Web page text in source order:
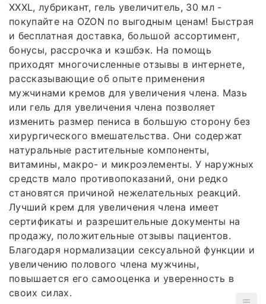
XXXL, лубрикант, гель увеличитель, 30 мл -
покупайте на OZON по выгодным ценам! Быстрая
и бесплатная доставка, большой ассортимент,
бонусы, рассрочка и кэшбэк. На помощь
приходят многочисленные отзывы в интернете,
рассказывающие об опыте применения
мужчинами кремов для увеличения члена. Мазь
или гель для увеличения члена позволяет
изменить размер пениса в большую сторону без
хирургического вмешательства. Они содержат
натуральные растительные компоненты,
витамины, макро- и микроэлементы. У наружных
средств мало противопоказаний, они редко
становятся причиной нежелательных реакций.
Лучший крем для увеличения члена имеет
сертификаты и разрешительные документы на
продажу, положительные отзывы пациентов.
Благодаря нормализации сексуальной функции и
увеличению полового члена мужчины,
повышается его самооценка и уверенность в
своих силах.